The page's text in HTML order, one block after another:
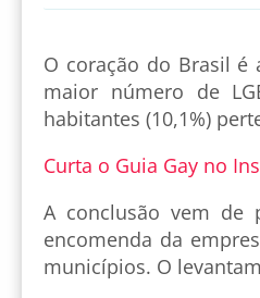
O coração do Brasil é
maior número de
habitantes (10,1%)
Curta o Guia Gay no
A conclusão vem de
encomenda da
municípios. O